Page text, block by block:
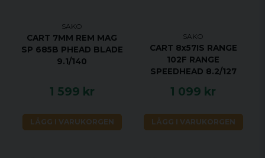
SAKO
CART 7MM REM MAG
SP 685B PHEAD BLADE
9.1/140
1 599 kr
LÄGG I VARUKORGEN
SAKO
CART 8x57IS RANGE
102F RANGE
SPEEDHEAD 8.2/127
1 099 kr
LÄGG I VARUKORGEN